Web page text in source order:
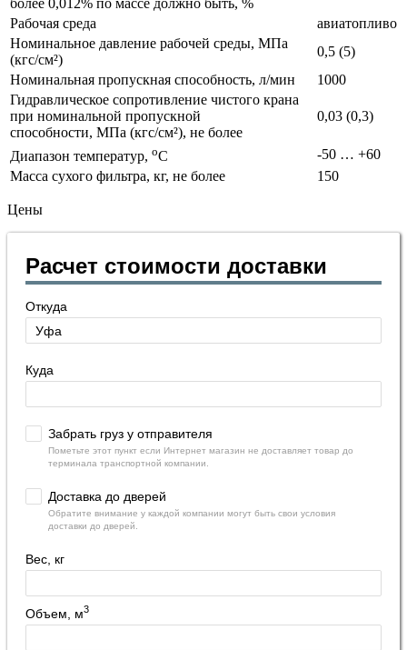
более 0,012% по массе должно быть, %
Рабочая среда
авиатопливо
Номинальное давление рабочей среды, МПа
(кгс/см²)
0,5 (5)
Номинальная пропускная способность, л/мин
1000
Гидравлическое сопротивление чистого крана
при номинальной пропускной
способности, МПа (кгс/см²), не более
0,03 (0,3)
Диапазон температур, оС
-50 … +60​
Масса сухого фильтра, кг, не более
150
Цены
Расчет стоимости доставки
Откуда
Куда
Забрать груз у отправителя
Пометьте этот пункт если Интернет магазин не доставляет товар до
терминала транспортной компании.
Доставка до дверей
Обратите внимание у каждой компании могут быть свои условия
доставки до дверей.
Вес, кг
Объем, м3